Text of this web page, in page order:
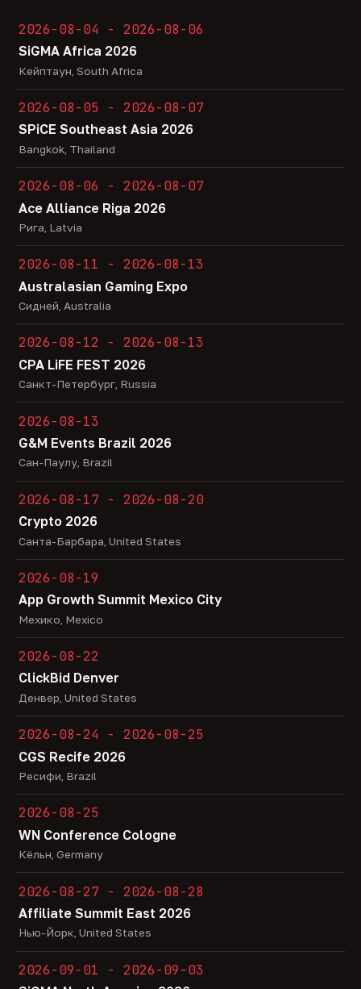
2026-08-04 - 2026-08-06
SiGMA Africa 2026
Кейптаун, South Africa
2026-08-05 - 2026-08-07
SPiCE Southeast Asia 2026
Bangkok, Thailand
2026-08-06 - 2026-08-07
Ace Alliance Riga 2026
Рига, Latvia
2026-08-11 - 2026-08-13
Australasian Gaming Expo
Сидней, Australia
2026-08-12 - 2026-08-13
CPA LiFE FEST 2026
Санкт-Петербург, Russia
2026-08-13
G&M Events Brazil 2026
Сан-Паулу, Brazil
2026-08-17 - 2026-08-20
Crypto 2026
Санта-Барбара, United States
2026-08-19
App Growth Summit Mexico City
Мехико, Mexico
2026-08-22
ClickBid Denver
Денвер, United States
2026-08-24 - 2026-08-25
CGS Recife 2026
Ресифи, Brazil
2026-08-25
WN Conference Cologne
Кёльн, Germany
2026-08-27 - 2026-08-28
Affiliate Summit East 2026
Нью-Йорк, United States
2026-09-01 - 2026-09-03